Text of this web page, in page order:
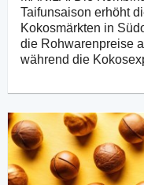
Taifunsaison erhöht
Kokosmärkten in
die Rohwarenpreise
während die